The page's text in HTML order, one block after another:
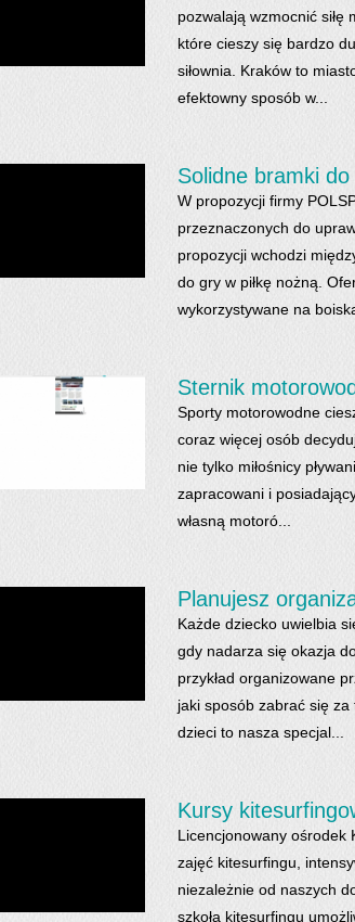
pozwalają wzmocnić siłę
które cieszy się bardzo
siłownia. Kraków to
efektowny sposób w...
Solidne bramki
W propozycji firmy
przeznaczonych do
propozycji wchodzi
do gry w piłkę nożną.
wykorzystywane na
Sternik
Sporty motorowodne
coraz więcej osób
nie tylko miłośnicy
zapracowani i
własną motoró...
Planujesz
Każde dziecko uwielbia
gdy nadarza się okazja
przykład organizowane
jaki sposób zabrać się
dzieci to nasza specjal...
Kursy
Licencjonowany ośrodek
zajęć kitesurfingu,
niezależnie od naszych
szkoła kitesurfingu